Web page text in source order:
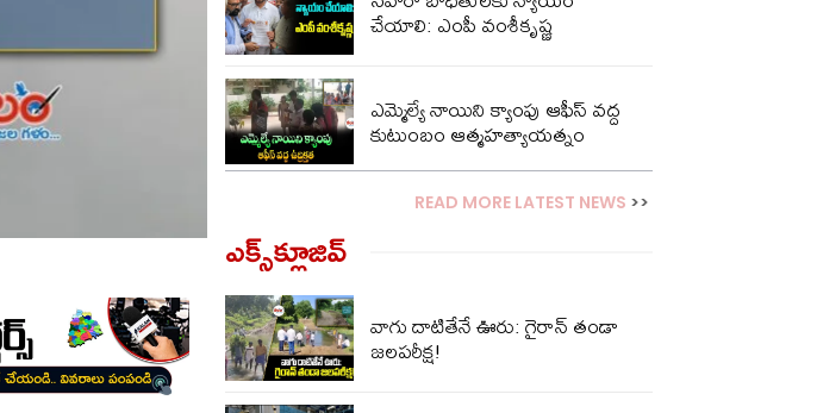
చేయాలి: ఎంపీ వంశీకృష్ణ
ఎమ్మెల్యే నాయిని క్యాంపు ఆఫీస్ వద్ద
కుటుంబం ఆత్మహత్యాయత్నం
READ MORE LATEST NEWS >>
ఎక్స్‌క్లూజివ్‌
వాగు దాటితేనే ఊరు: గైరాన్ తండా
జలపరీక్ష!